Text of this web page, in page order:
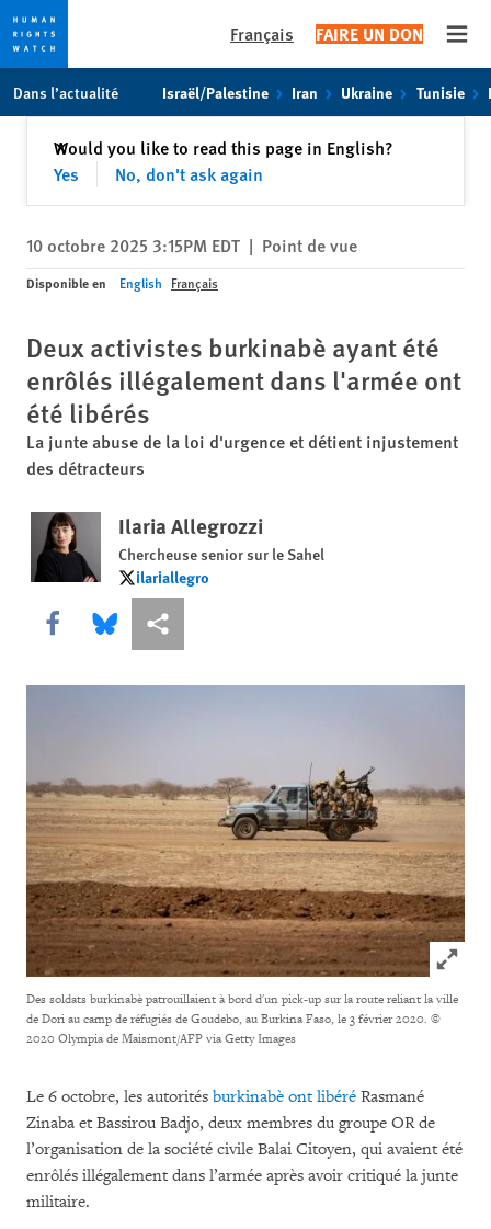
toto
content
Français FAIRE UN DON
Dans l’actualité Israël/Palestine Iran Ukraine Tunisie
Would you like to read this page in English?
Yes
No, don't ask again
✕Fermer
10 octobre 2025 3:15PM EDT | Point de vue
Disponible en English Français
Deux activistes burkinabè ayant été
enrôlés illégalement dans l'armée ont
été libérés
La junte abuse de la loi d'urgence et détient injustement
des détracteurs
Ilaria Allegrozzi
Chercheuse senior sur le Sahel
ilariallegro
ilariallegro
Share this via Facebook
Share this via Bluesky
Share this via Partagez
Click
Des soldats burkinabè patrouillaient à bord d'un pick-up sur la route reliant la ville
de Dori au camp de réfugiés de Goudebo, au Burkina Faso, le 3 février 2020. ©
2020 Olympia de Maismont/AFP via Getty Images
Le 6 octobre, les autorités burkinabè ont libéré Rasmané
Zinaba et Bassirou Badjo, deux membres du groupe OR de
l’organisation de la société civile Balai Citoyen, qui avaient été
enrôlés illégalement dans l’armée après avoir critiqué la junte
militaire.